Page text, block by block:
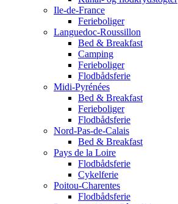
Ile-de-France
Ferieboliger
Languedoc-Roussillon
Bed & Breakfast
Camping
Ferieboliger
Flodbådsferie
Midi-Pyrénées
Bed & Breakfast
Ferieboliger
Flodbådsferie
Nord-Pas-de-Calais
Bed & Breakfast
Pays de la Loire
Flodbådsferie
Cykelferie
Poitou-Charentes
Flodbådsferie